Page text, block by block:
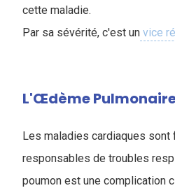
cette maladie.
Par sa sévérité, c'est un vice
L'Œdème
Les maladies cardiaques sont
responsables de troubles
poumon est une complication